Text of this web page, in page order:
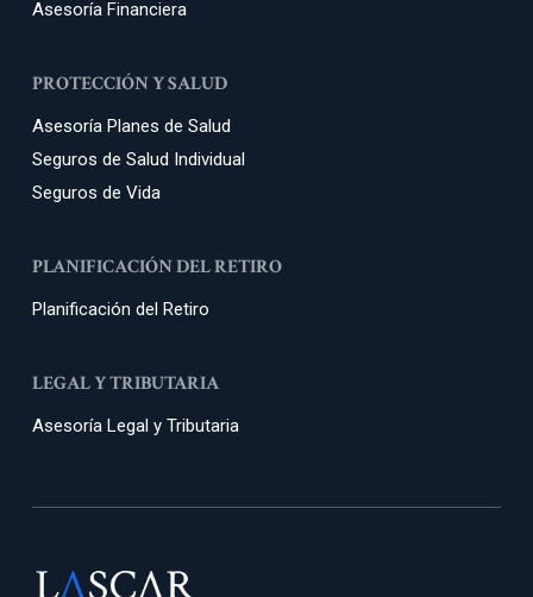
Asesoría Financiera
PROTECCIÓN Y SALUD
Asesoría Planes de Salud
Seguros de Salud Individual
Seguros de Vida
PLANIFICACIÓN DEL RETIRO
Planificación del Retiro
LEGAL Y TRIBUTARIA
Asesoría Legal y Tributaria